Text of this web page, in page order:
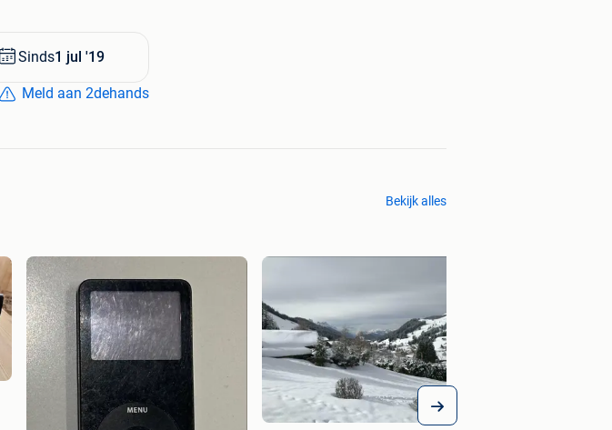
Sinds1 jul '19
Meld aan 2dehands
Bekijk alles